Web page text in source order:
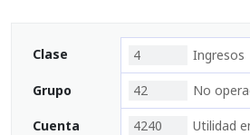
Clase 4 Ingresos
Grupo 42 No
Cuenta 4240
Utilidad